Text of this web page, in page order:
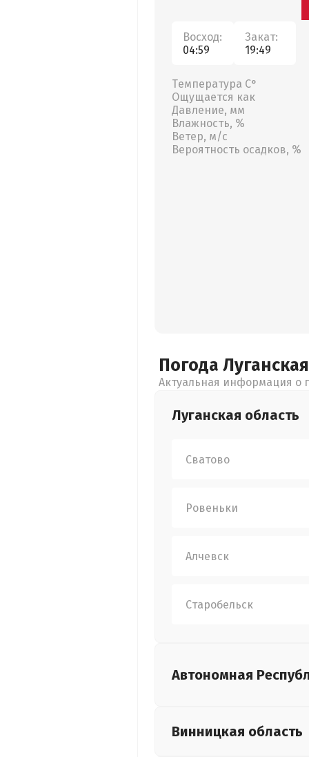
Восход:
04:59
Закат:
19:49
Температура С°
Ощущается как
Давление, мм
Влажность, %
Ветер, м/с
Вероятность осадков, %
Погода
Актуальная информация о
Луганская область
Сватово
Ровеньки
Алчевск
Старобельск
Автономная
Винницкая область